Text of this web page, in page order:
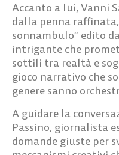
Accanto a lui, Vanni
dalla penna
sonnambulo” edito
intrigante che
sottili tra realtà e
gioco narrativo che
genere sanno
A guidare la
Passino, giornalista
domande giuste per